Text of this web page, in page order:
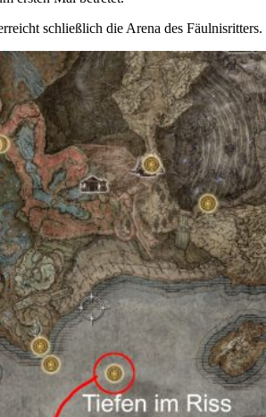
schließlich die Arena des Fäulnisritters.